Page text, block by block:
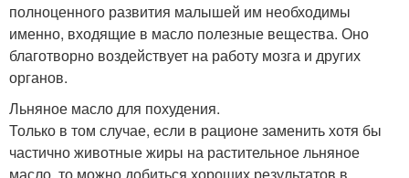
полноценного развития малышей им необходимы
именно, входящие в масло полезные вещества. Оно
благотворно воздействует на работу мозга и других
органов.
Льняное масло для похудения.
Только в том случае, если в рационе заменить хотя бы
частично животные жиры на растительное льняное
масло, то можно добиться хороших результатов в